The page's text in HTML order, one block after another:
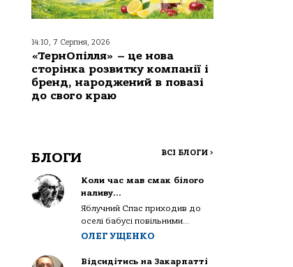
14:10, 7 Серпня, 2026
«ТернОпілля» – це нова
сторінка розвитку компанії і
бренд, народжений в повазі
до свого краю
БЛОГИ ВСІ БЛОГИ >
Коли час мав смак білого
наливу…
Яблучний Спас приходив до
оселі бабусі повільними...
ОЛЕГ УЩЕНКО
Відсидітись на Закарпатті